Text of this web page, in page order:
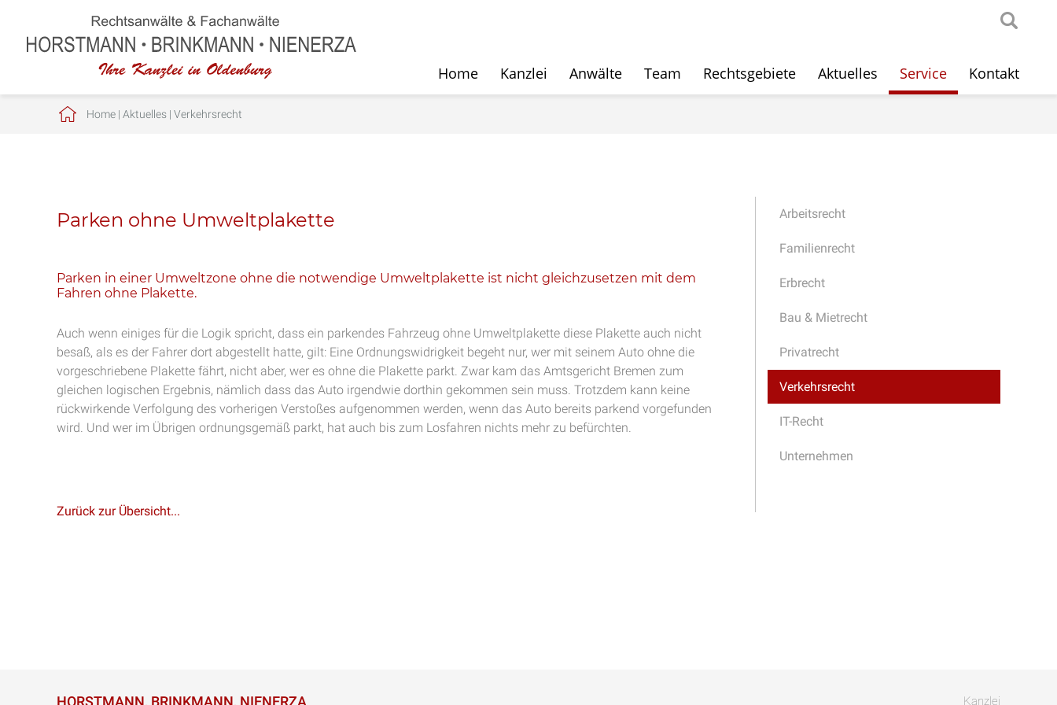
Home Kanzlei Anwälte Team Rechtsgebiete Aktuelles Service Kontakt
Home| Aktuelles| Verkehrsrecht
Arbeitsrecht
Familienrecht
Erbrecht
Bau & Mietrecht
Privatrecht
Verkehrsrecht
IT-Recht
Unternehmen
Parken ohne Umweltplakette
Parken in einer Umweltzone ohne die notwendige Umweltplakette ist nicht gleichzusetzen mit dem
Fahren ohne Plakette.
Auch wenn einiges für die Logik spricht, dass ein parkendes Fahrzeug ohne Umweltplakette diese Plakette auch nicht
besaß, als es der Fahrer dort abgestellt hatte, gilt: Eine Ordnungswidrigkeit begeht nur, wer mit seinem Auto ohne die
vorgeschriebene Plakette fährt, nicht aber, wer es ohne die Plakette parkt. Zwar kam das Amtsgericht Bremen zum
gleichen logischen Ergebnis, nämlich dass das Auto irgendwie dorthin gekommen sein muss. Trotzdem kann keine
rückwirkende Verfolgung des vorherigen Verstoßes aufgenommen werden, wenn das Auto bereits parkend vorgefunden
wird. Und wer im Übrigen ordnungsgemäß parkt, hat auch bis zum Losfahren nichts mehr zu befürchten.
Zurück zur Übersicht...
HORSTMANN, BRINKMANN, NIENERZA Kanzlei